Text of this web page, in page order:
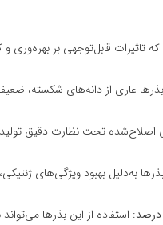
که تاثیرات قابل‌توجهی بر
عاری از دانه‌های شکسته،
اصلاح‌شده تحت نظارت دقیق
به‌دلیل بهبود ویژگی‌های
: استفاده از این بذرها